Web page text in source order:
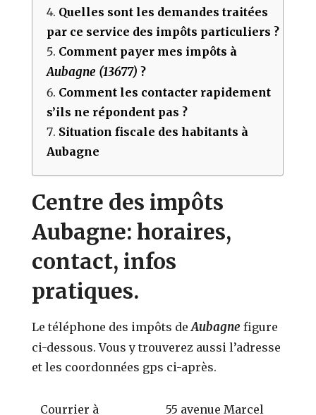
Quelles sont les demandes traitées
par ce service des impôts particuliers ?
Comment payer mes impôts à
Aubagne (13677) ?
Comment les contacter rapidement
s’ils ne répondent pas ?
Situation fiscale des habitants à
Aubagne
Centre des impôts
Aubagne: horaires,
contact, infos
pratiques.
Le téléphone des impôts deAubagnefigure
ci-dessous. Vous y trouverez aussi l’adresse
et les coordonnées gps ci-après.
Courrier à
55 avenue Marcel